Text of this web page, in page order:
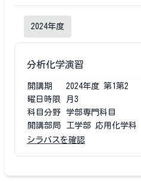
2024年度
分析化学演習
開講期 2024年度 第1第2
曜日時限
月3
科目分野
学部専門科目
開講部局
工学部 応用化学科
シラバスを確認